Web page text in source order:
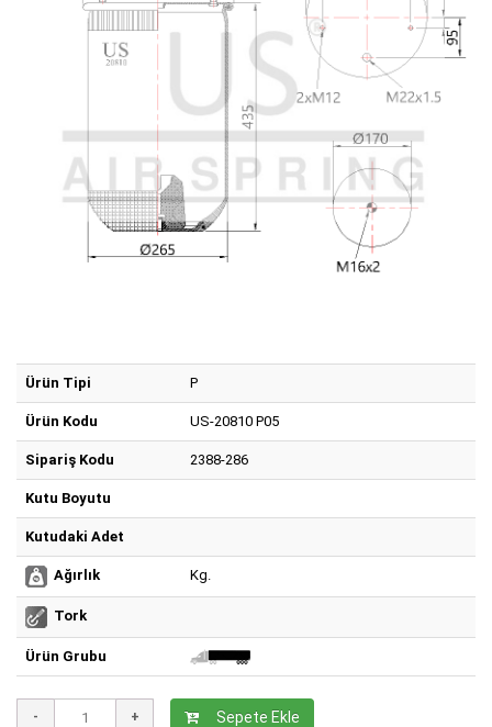
Ürün Tipi P
Ürün Kodu US-20810 P05
Sipariş Kodu 2388-286
Kutu Boyutu
Kutudaki Adet
Ağırlık Kg.
Tork
Ürün Grubu
Sepete Ekle